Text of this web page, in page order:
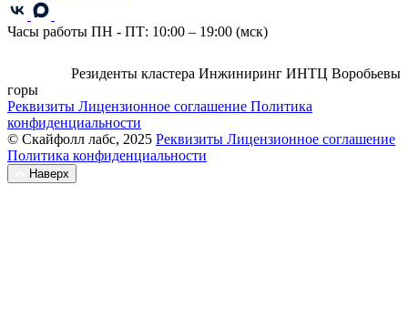
Часы работы ПН - ПТ: 10:00 – 19:00 (мск)
Резиденты кластера Инжиниринг ИНТЦ Воробьевы
горы
Реквизиты Лицензионное соглашение Политика
конфиденциальности
© Скайфолл лабс, 2025 Реквизиты Лицензионное соглашение
Политика конфиденциальности
Наверх